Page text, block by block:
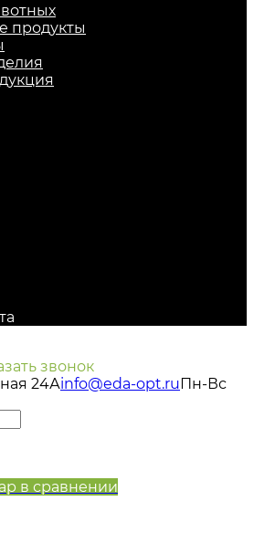
продукты
звонок
24Аinfo@eda-opt.ruПн-Вс
в сравнении